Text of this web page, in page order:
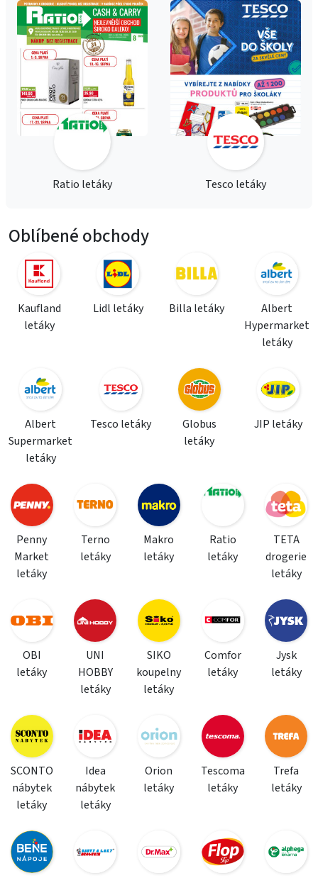
Ratio letáky Tesco letáky
Oblíbené obchody
Kaufland
letáky
Lidl letáky Billa letáky
Albert
Hypermarket
letáky
Albert
Supermarket
letáky
Tesco letáky
Globus
letáky
JIP letáky
Penny
Market
letáky
Terno
letáky
Makro
letáky
Ratio
letáky
TETA
drogerie
letáky
OBI
letáky
UNI
HOBBY
letáky
SIKO
koupelny
letáky
Comfor
letáky
Jysk
letáky
SCONTO
nábytek
letáky
Idea
nábytek
letáky
Orion
letáky
Tescoma
letáky
Trefa
letáky